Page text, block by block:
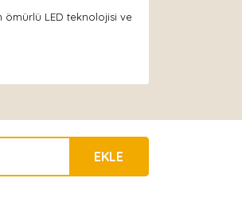
ömürlü LED teknolojisi ve
EKLE